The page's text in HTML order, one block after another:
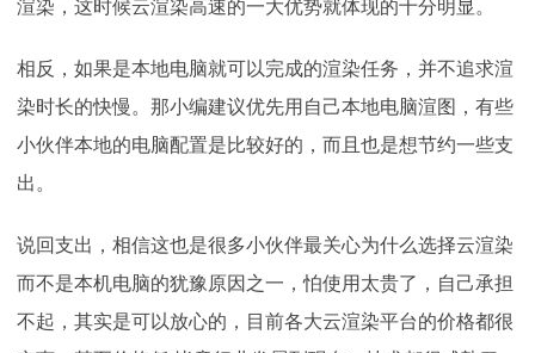
渲染，这时候云渲染高速的一大优势就体现的十分明显。
相反，如果是本地电脑就可以完成的渲染任务，并不追求渲
染时长的快慢。那小编建议优先用自己本地电脑渲图，有些
小伙伴本地的电脑配置是比较好的，而且也是想节约一些支
出。
说回支出，相信这也是很多小伙伴最关心为什么选择云渲染
而不是本机电脑的犹豫原因之一，怕使用太贵了，自己承担
不起，其实是可以放心的，目前各大云渲染平台的价格都很